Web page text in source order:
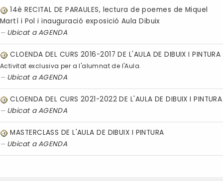
14è RECITAL DE PARAULES, lectura de poemes de Miquel
Martí i Pol i inauguració exposició Aula Dibuix
Ubicat aAGENDA
CLOENDA DEL CURS 2016-2017 DE L'AULA DE DIBUIX I PINTURA
Activitat exclusiva per a l'alumnat de l'Aula.
Ubicat aAGENDA
CLOENDA DEL CURS 2021-2022 DE L'AULA DE DIBUIX I PINTURA
Ubicat aAGENDA
MASTERCLASS DE L'AULA DE DIBUIX I PINTURA
Ubicat aAGENDA